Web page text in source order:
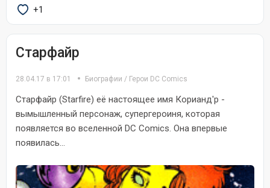
+1
Старфайр
28.04.17 в 17:01 Биографии / Герои DC Comics
Старфайр (Starfire) её настоящее имя Корианд'р -
вымышленный персонаж, супергероиня, которая
появляется во вселенной DC Comics. Она впервые
появилась...